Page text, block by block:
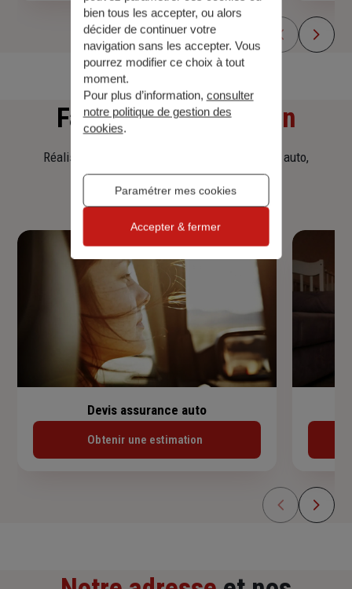
Faitesune simulation
Réalisez une simulation tarifaire d'assurance, auto,
habitation, prêt immobilier.
Devis assurance auto
Obtenir une estimation
bien tous les accepter, ou alors
décider de continuer votre
navigation sans les accepter. Vous
pourrez modifier ce choix à tout
moment.
Pour plus d’information, consulter
notre politique de gestion des
cookies.
Paramétrer mes cookies
Accepter & fermer